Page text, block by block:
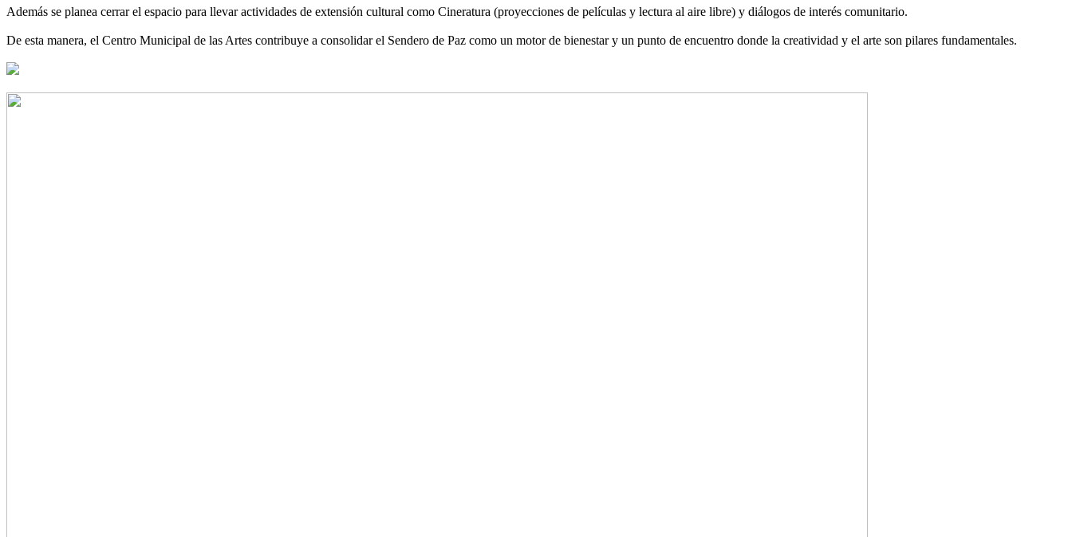
Además se planea cerrar el espacio para llevar actividades de extensión cultural como Cineratura (proyecciones de películas y lectura al aire libre) y diálogos de interés comunitario.
De esta manera, el Centro Municipal de las Artes contribuye a consolidar el Sendero de Paz como un motor de bienestar y un punto de encuentro donde la creatividad y el arte son pilares fundamentales.